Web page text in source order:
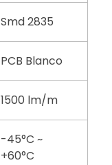
Smd 2835
PCB Blanco
1500 lm/m
-45°C ~
+60°C